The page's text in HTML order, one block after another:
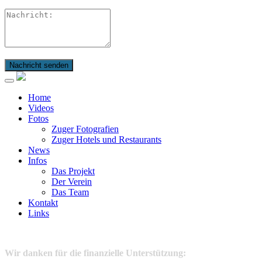
Nachricht senden
Home
Videos
Fotos
Zuger Fotografien
Zuger Hotels und Restaurants
News
Infos
Das Projekt
Der Verein
Das Team
Kontakt
Links
Wir danken für die finanzielle Unterstützung: